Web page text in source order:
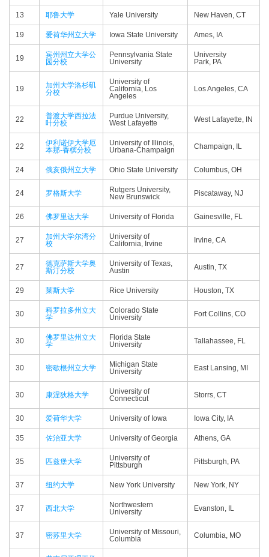
13 耶鲁大学 Yale University New Haven, CT
19 爱荷华州立大学 Iowa State University Ames, IA
19
宾州州立大学公
园分校
Pennsylvania State
University
University
Park, PA
19
加州大学洛杉矶
分校
University of
California, Los
Angeles
Los Angeles, CA
22
普渡大学西拉法
叶分校
Purdue University,
West Lafayette
West Lafayette, IN
22
伊利诺伊大学厄
本那-香槟分校
University of Illinois,
Urbana-Champaign
Champaign, IL
24 俄亥俄州立大学 Ohio State University Columbus, OH
24 罗格斯大学
Rutgers University,
New Brunswick
Piscataway, NJ
26 佛罗里达大学 University of Florida Gainesville, FL
27
加州大学尔湾分
校
University of
California, Irvine
Irvine, CA
27
德克萨斯大学奥
斯汀分校
University of Texas,
Austin
Austin, TX
29 莱斯大学 Rice University Houston, TX
30
科罗拉多州立大
学
Colorado State
University
Fort Collins, CO
30
佛罗里达州立大
学
Florida State
University
Tallahassee, FL
30 密歇根州立大学
Michigan State
University
East Lansing, MI
30 康涅狄格大学
University of
Connecticut
Storrs, CT
30 爱荷华大学 University of Iowa Iowa City, IA
35 佐治亚大学 University of Georgia Athens, GA
35 匹兹堡大学
University of
Pittsburgh
Pittsburgh, PA
37 纽约大学 New York University New York, NY
37 西北大学
Northwestern
University
Evanston, IL
37 密苏里大学
University of Missouri,
Columbia
Columbia, MO